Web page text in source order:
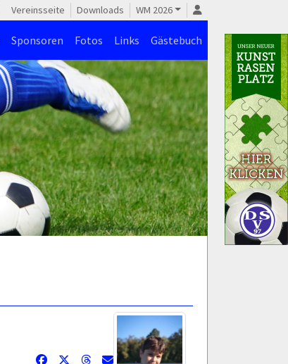
Vereinsseite Downloads WM 2026
Sponsoren Fotos Links Gästebuch